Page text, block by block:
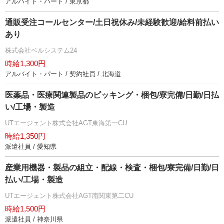
通販受注コールセンター/土日祝休み/未経験歓迎/給料前払い
あり
株式会社ベルシステム24
時給1,300円
アルバイト・パート / 契約社員 / 北海道
医薬品・医療関連製品のピッキング・梱包/寮完備/日勤/日払
い/工場・製造
UTエージェント株式会社AGT東海第一CU
時給1,350円
派遣社員 / 愛知県
産業用機器・製品の組立・配線・検査・梱包/寮完備/日勤/日
払い/工場・製造
UTエージェント株式会社AGT南関東第二CU
時給1,500円
派遣社員 / 神奈川県